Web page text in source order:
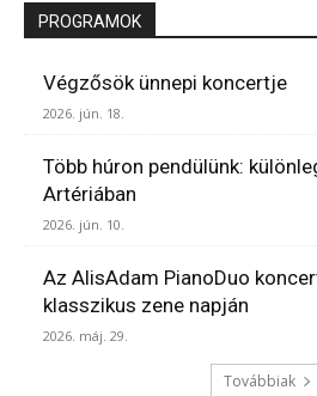
PROGRAMOK
Végzősök ünnepi koncertje
2026. jún. 18.
Több húron pendülünk:
Artériában
2026. jún. 10.
Az AlisAdam PianoDuo
klasszikus zene napján
2026. máj. 29.
Továbbiak